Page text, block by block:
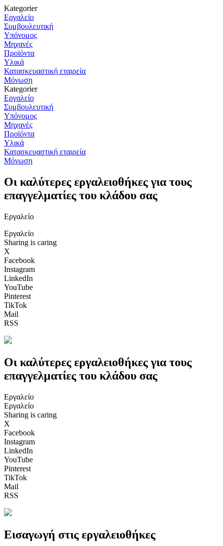
Kategorier
Εργαλείο
Συμβουλευτική
Υπόνομος
Μηχανές
Προϊόντα
Υλικά
Κατασκευαστική εταιρεία
Μόνωση
Kategorier
Εργαλείο
Συμβουλευτική
Υπόνομος
Μηχανές
Προϊόντα
Υλικά
Κατασκευαστική εταιρεία
Μόνωση
Οι καλύτερες εργαλειοθήκες για τους
επαγγελματίες του κλάδου σας
Εργαλείο
Εργαλείο
Sharing is caring
X
Facebook
Instagram
LinkedIn
YouTube
Pinterest
TikTok
Mail
RSS
Οι καλύτερες εργαλειοθήκες για τους
επαγγελματίες του κλάδου σας
Εργαλείο
Εργαλείο
Sharing is caring
X
Facebook
Instagram
LinkedIn
YouTube
Pinterest
TikTok
Mail
RSS
Εισαγωγή στις εργαλειοθήκες